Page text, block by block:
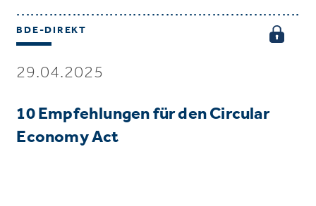
BDE-DIREKT
29.04.2025
10 Empfehlungen für den Circular
Economy Act